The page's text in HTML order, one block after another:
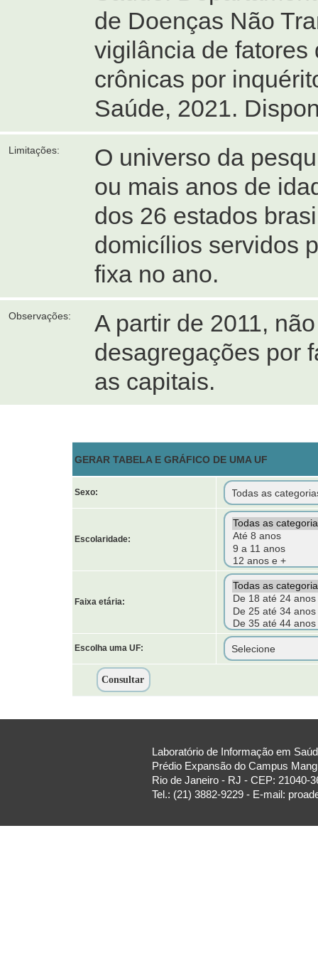
de Doenças Não
vigilância de fatores
crônicas por
Saúde, 2021.
Limitações:
O universo da
ou mais anos de
dos 26 estados
domicílios servidos
fixa no ano.
Observações:
A partir de 2011,
desagregações por
as capitais.
GERAR TABELA E GRÁFICO DE UMA UF
Sexo:
Escolaridade:
Faixa etária:
Escolha uma UF:
Laboratório de Informação em
Prédio Expansão do Campus
Rio de Janeiro - RJ - CEP: 21040-
Tel.: (21) 3882-9229 - E-mail: